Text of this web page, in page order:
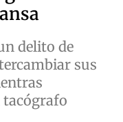
delito de
sus
tacógrafo